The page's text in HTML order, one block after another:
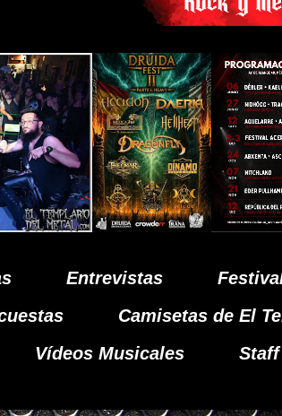
Entrevistas
Camisetas de El
Vídeos Musicales Staff